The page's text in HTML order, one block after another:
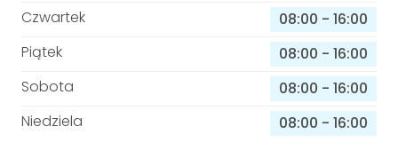
Czwartek
08:00 - 16:00
Piątek
08:00 - 16:00
Sobota
08:00 - 16:00
Niedziela
08:00 - 16:00